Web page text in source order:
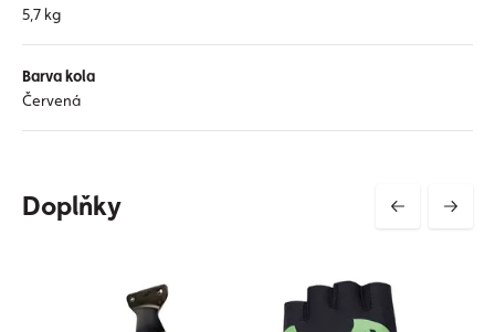
5,7 kg
Barva kola
Červená
Doplňky